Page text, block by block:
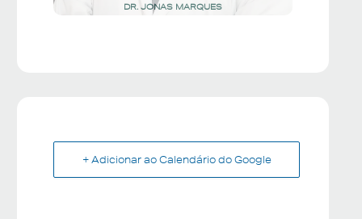
DR. JONAS MARQUES
+ Adicionar ao Calendário do Google